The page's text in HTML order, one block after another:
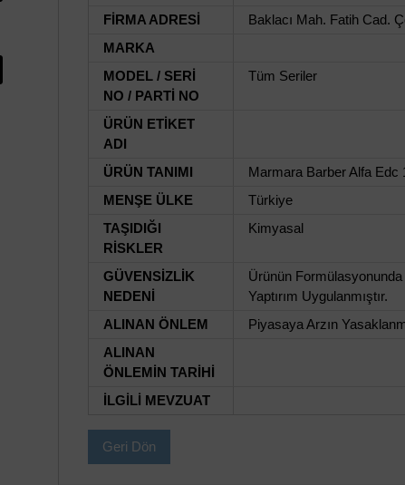
FİRMA ADRESİ
Baklacı Mah. Fatih Cad.
MARKA
MODEL / SERİ
NO / PARTİ NO
Tüm Seriler
ÜRÜN ETİKET
ADI
ÜRÜN TANIMI
Marmara Barber Alfa Edc
MENŞE ÜLKE
Türkiye
TAŞIDIĞI
RİSKLER
Kimyasal
GÜVENSİZLİK
NEDENİ
Ürünün Formülasyonunda
Yaptırım Uygulanmıştır.
ALINAN ÖNLEM
Piyasaya Arzın
ALINAN
ÖNLEMİN TARİHİ
İLGİLİ MEVZUAT
Geri Dön